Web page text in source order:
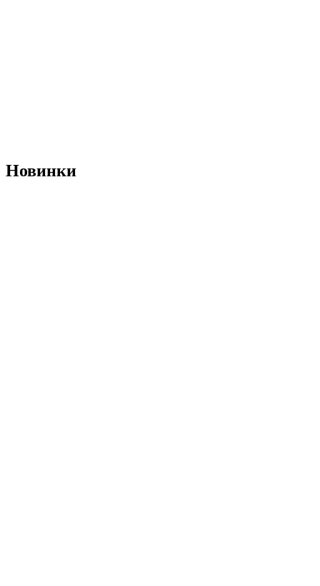
Новинки